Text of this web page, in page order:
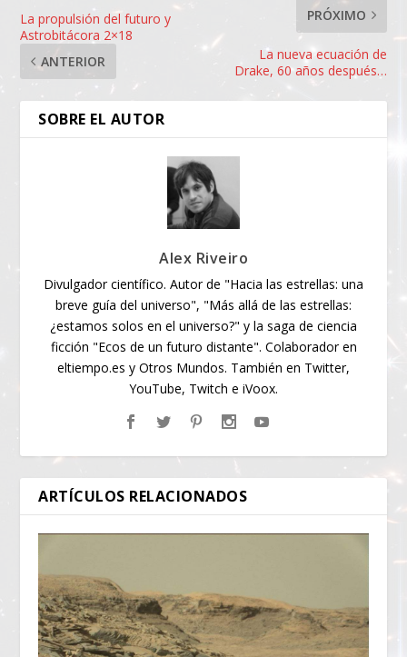
La propulsión del futuro y
Astrobitácora 2×18
ANTERIOR
PRÓXIMO
La nueva ecuación de
Drake, 60 años después…
SOBRE EL AUTOR
Alex Riveiro
Divulgador científico. Autor de "Hacia las estrellas: una
breve guía del universo", "Más allá de las estrellas:
¿estamos solos en el universo?" y la saga de ciencia
ficción "Ecos de un futuro distante". Colaborador en
eltiempo.es y Otros Mundos. También en Twitter,
YouTube, Twitch e iVoox.
ARTÍCULOS RELACIONADOS